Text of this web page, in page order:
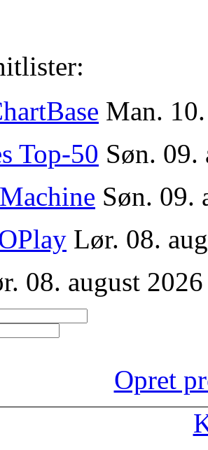
Man.
Top-50 Søn. 09.
Søn. 09.
Lør. 08.
08. august
Opret